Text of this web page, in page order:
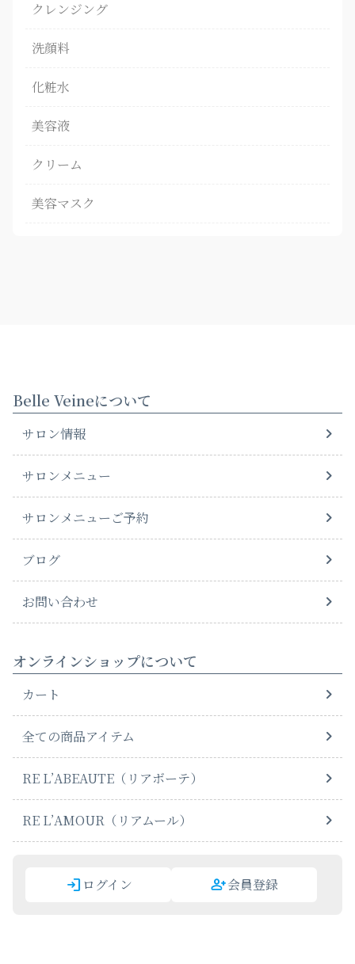
クレンジング
洗顔料
化粧水
美容液
クリーム
美容マスク
Belle Veineについて
サロン情報
サロンメニュー
サロンメニューご予約
ブログ
お問い合わせ
オンラインショップについて
カート
全ての商品アイテム
RE L’ABEAUTE（リアボーテ）
RE L’AMOUR（リアムール）
ログイン 会員登録